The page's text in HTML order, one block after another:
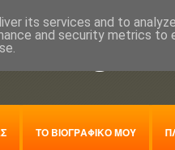
ΤΟ ΒΙΟΓΡΑΦΙΚΟ ΜΟΥ
its services and to
and security metrics to